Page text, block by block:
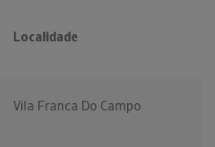
Localidade
Vila Franca Do Campo